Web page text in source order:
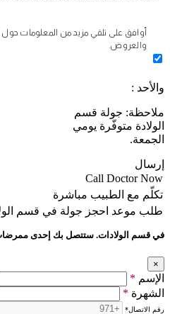
أوافق على تلقي مزيد من المعلومات حول
والعروض.
والأحد :
ملاحظة: جولة قسم
الولادة متوفّرة يومي
الجمعة.
إرسال
Call Doctor Now
تكلّم مع الطبيب مباشرة
طلب موعد احجز جولة في قسم
في قسم الولادات. ستتصل بك إحدى ممرضات
×
الإسم *
الشهرة *
رقم الاتصال*